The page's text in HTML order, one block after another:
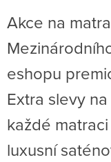
Akce na
eshopu
Extra slevy
každé
luxusní